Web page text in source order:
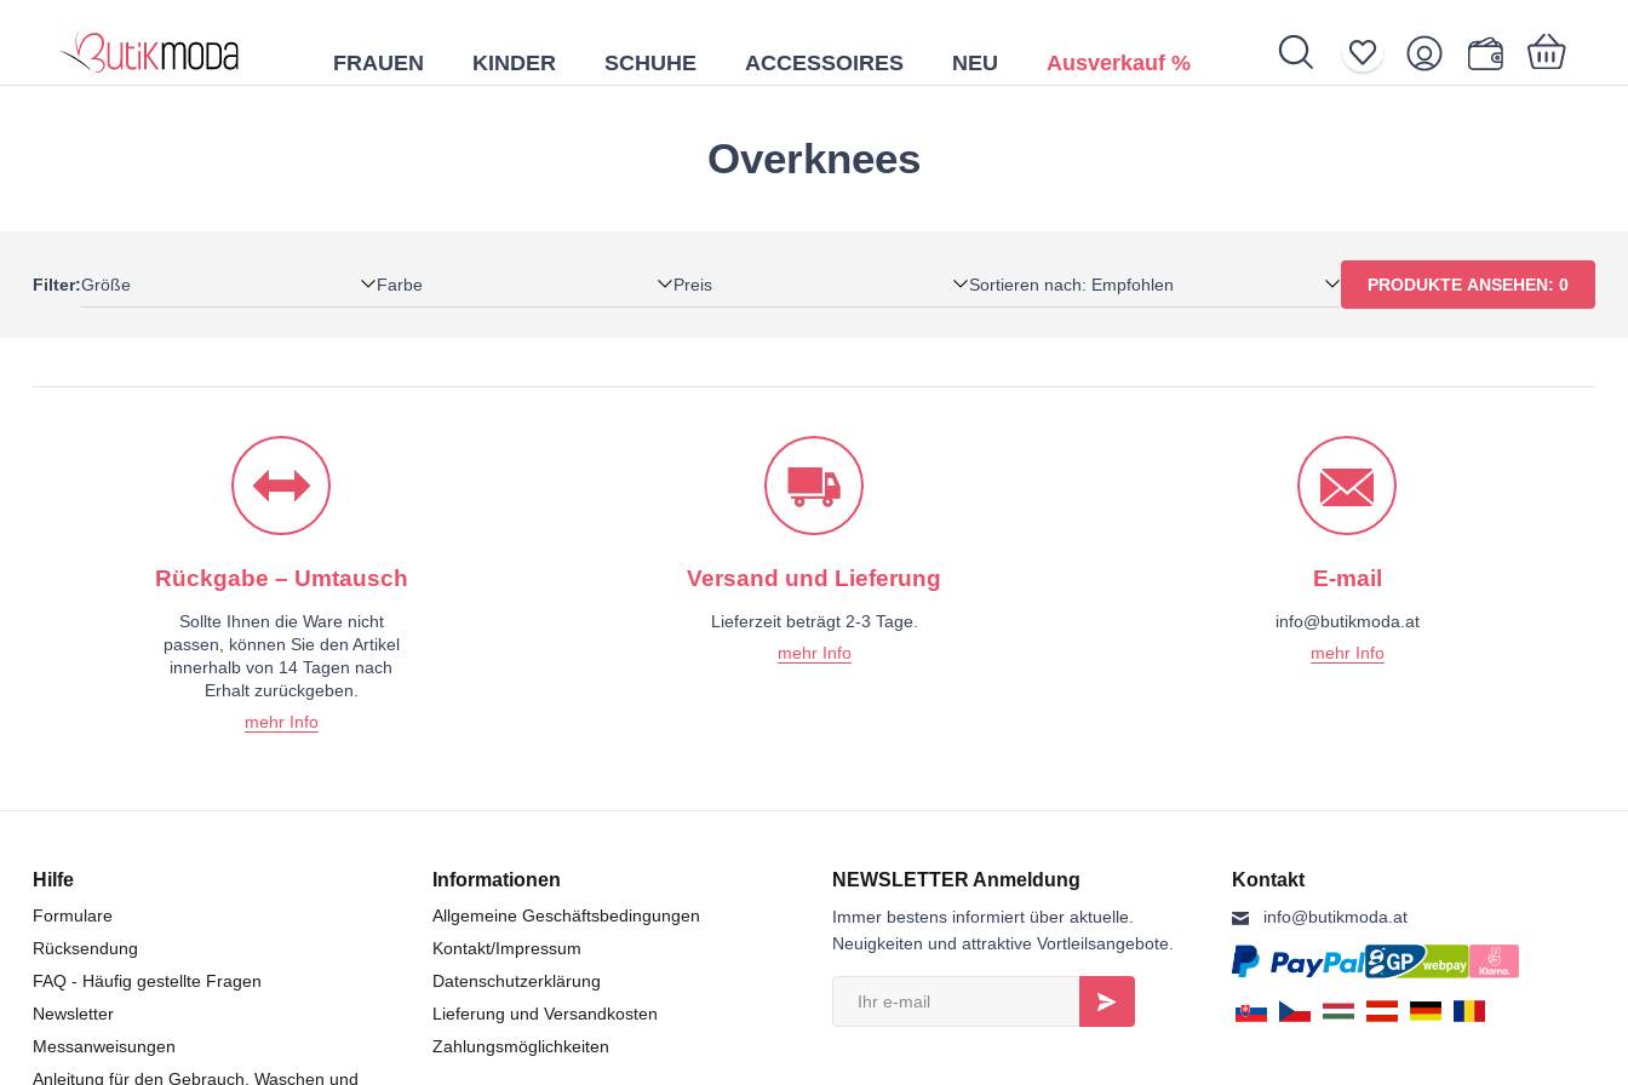
FRAUEN KINDER SCHUHE ACCESSOIRES NEU Ausverkauf %
Overknees
Filter:Größe Farbe Preis Sortieren nach: Empfohlen PRODUKTE ANSEHEN: 0
Rückgabe – Umtausch
Sollte Ihnen die Ware nicht
passen, können Sie den Artikel
innerhalb von 14 Tagen nach
Erhalt zurückgeben.
mehr Info
Versand und Lieferung
Lieferzeit beträgt 2-3 Tage.
mehr Info
E-mail
info@butikmoda.at
mehr Info
Hilfe
Formulare
Rücksendung
FAQ - Häufig gestellte Fragen
Newsletter
Messanweisungen
Anleitung für den Gebrauch, Waschen und
Informationen
Allgemeine Geschäftsbedingungen
Kontakt/Impressum
Datenschutzerklärung
Lieferung und Versandkosten
Zahlungsmöglichkeiten
NEWSLETTER Anmeldung
Immer bestens informiert über aktuelle.
Neuigkeiten und attraktive Vortleilsangebote.
Kontakt
info@butikmoda.at